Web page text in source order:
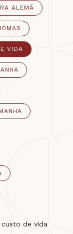
ALEMÃ
VIDA
de vida